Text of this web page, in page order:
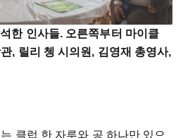
한 인사들. 오른쪽부터 마이클
, 릴 리 쳉 시의원, 김영재 총영사,
클럽 한 자루와 공 하나만 있으